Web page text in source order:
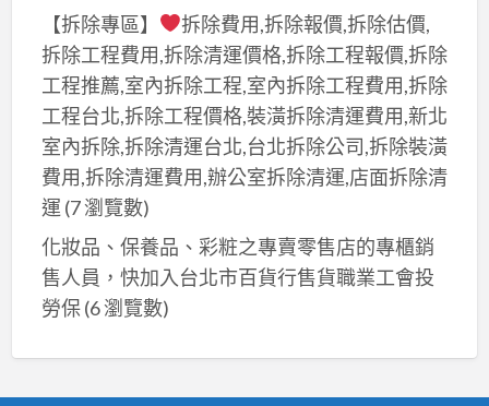
【拆除專區】
拆除費用,拆除報價,拆除估價,
拆除工程費用,拆除清運價格,拆除工程報價,拆除
工程推薦,室內拆除工程,室內拆除工程費用,拆除
工程台北,拆除工程價格,裝潢拆除清運費用,新北
室內拆除,拆除清運台北,台北拆除公司,拆除裝潢
費用,拆除清運費用,辦公室拆除清運,店面拆除清
運 (7 瀏覽數)
化妝品、保養品、彩粧之專賣零售店的專櫃銷
售人員，快加入台北市百貨行售貨職業工會投
勞保(6 瀏覽數)